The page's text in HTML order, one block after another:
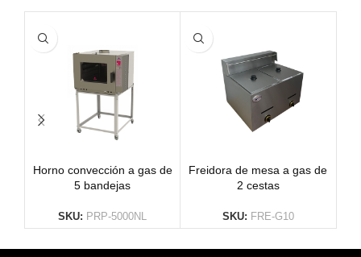
Horno convección a gas de
5 bandejas
SKU: PRP-5000NL
Freidora de mesa a gas de
2 cestas
SKU: FRE-G10